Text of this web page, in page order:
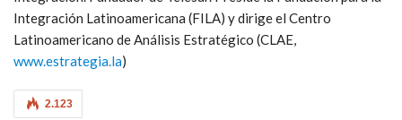
Integración Latinoamericana (FILA) y dirige el Centro
Latinoamericano de Análisis Estratégico (CLAE,
www.estrategia.la)
2.123